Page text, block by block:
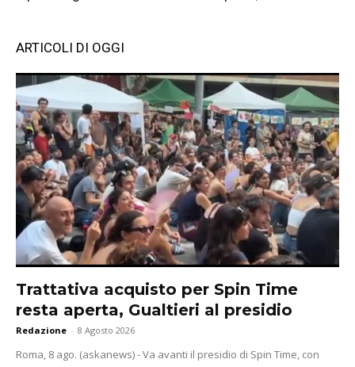
ARTICOLI DI OGGI
Trattativa acquisto per Spin Time
resta aperta, Gualtieri al presidio
Redazione - 8 Agosto 2026
Roma, 8 ago. (askanews) - Va avanti il presidio di Spin Time, con